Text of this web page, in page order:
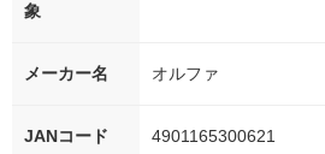
象
メーカー名 オルファ
JANコード 4901165300621